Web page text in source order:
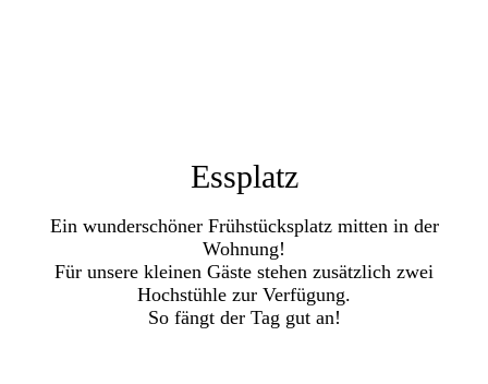
Essplatz
Ein wunderschöner Frühstücksplatz mitten in der
Wohnung!
Für unsere kleinen Gäste stehen zusätzlich zwei
Hochstühle zur Verfügung.
Sofängt der Tag gut an!